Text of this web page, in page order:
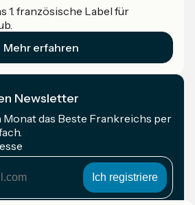
1. französische Label für
Mehr erfahren
Newsletter
Monat das Beste Frankreichs per